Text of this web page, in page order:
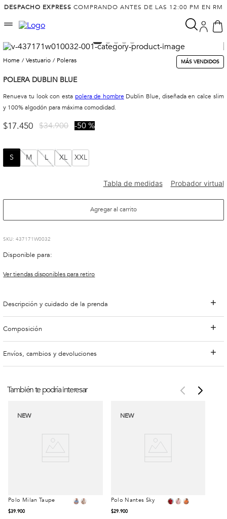
DESPACHO EXPRESS COMPRANDO ANTES DE LAS 12:00 PM EN RM
vestuario poleras MÁS VENDIDOS
POLERA DUBLIN BLUE
Renueva tu look con esta polera de hombre Dublin Blue, diseñada en calce slim
y 100% algodón para máxima comodidad.
$17.450 $34.900 50 %
S M L XL XXL
Agregar al carrito
:437171W0032
Disponible para:
Ver tiendas disponibles para retiro
Descripción y cuidado de la prenda
Composición
Envíos, cambios y devoluciones
También te podría interesar
NEW
Polo Milan Taupe
$39.900
Talla
NEW
Polo Nantes Sky
$29.900
Talla